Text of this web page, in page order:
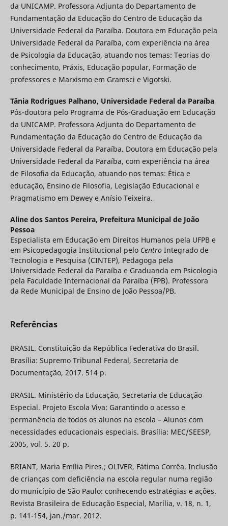
da UNICAMP. Professora Adjunta do Departamento de
Fundamentação da Educação do Centro de Educação da
Universidade Federal da Paraíba. Doutora em Educação pela
Universidade Federal da Paraíba, com experiência na área
de Psicologia da Educação, atuando nos temas: Teorias do
conhecimento, Práxis, Educação popular, Formação de
professores e Marxismo em Gramsci e Vigotski.
Tânia Rodrigues Palhano, Universidade Federal da Paraíba
Pós-doutora pelo Programa de Pós-Graduação em Educação
da UNICAMP. Professora Adjunta do Departamento de
Fundamentação da Educação do Centro de Educação da
Universidade Federal da Paraíba. Doutora em Educação pela
Universidade Federal da Paraíba, com experiência na área
de Filosofia da Educação, atuando nos temas: Ética e
educação, Ensino de Filosofia, Legislação Educacional e
Pragmatismo em Dewey e Anísio Teixeira.
Aline dos Santos Pereira, Prefeitura Municipal de João
Pessoa
Especialista em Educação em Direitos Humanos pela UFPB e
em Psicopedagogia Institucional pelo Centro Integrado de
Tecnologia e Pesquisa (CINTEP), Pedagoga pela
Universidade Federal da Paraíba e Graduanda em Psicologia
pela Faculdade Internacional da Paraíba (FPB). Professora
da Rede Municipal de Ensino de João Pessoa/PB.
Referências
BRASIL. Constituição da República Federativa do Brasil.
Brasília: Supremo Tribunal Federal, Secretaria de
Documentação, 2017. 514 p.
BRASIL. Ministério da Educação, Secretaria de Educação
Especial. Projeto Escola Viva: Garantindo o acesso e
permanência de todos os alunos na escola – Alunos com
necessidades educacionais especiais. Brasília: MEC/SEESP,
2005, vol. 5. 20 p.
BRIANT, Maria Emília Pires.; OLIVER, Fátima Corrêa. Inclusão
de crianças com deficiência na escola regular numa região
do município de São Paulo: conhecendo estratégias e ações.
Revista Brasileira de Educação Especial, Marília, v. 18, n. 1,
p. 141-154, jan./mar. 2012.